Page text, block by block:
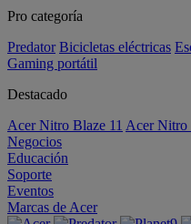
Pro categoría
Predator Bicicletas eléctricas
Gaming portátil
Destacado
Acer Nitro Blaze 11 Acer Nitro
Negocios
Educación
Soporte
Eventos
Marcas de Acer